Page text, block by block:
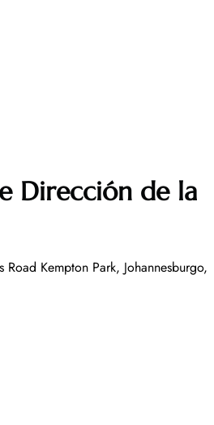
Dirección de la
Kempton Park, Johannesburgo,